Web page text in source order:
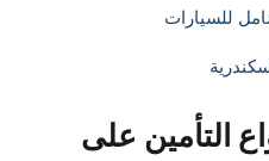
للسيارات
التأمين على